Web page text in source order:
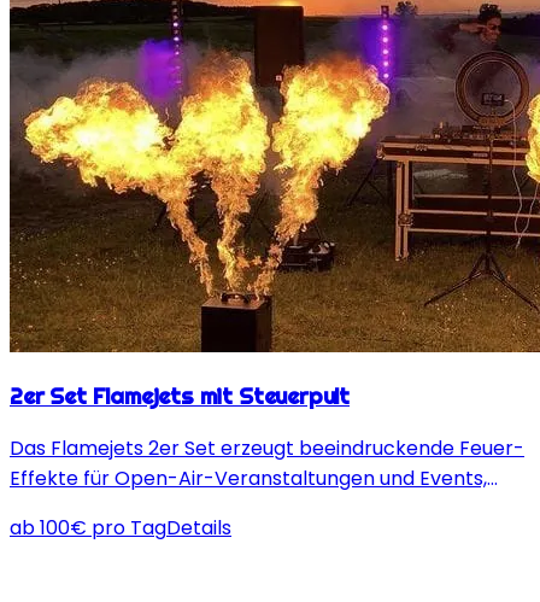
2er Set Flamejets mit Steuerpult
Das Flamejets 2er Set erzeugt beeindruckende Feuer-
Effekte für Open-Air-Veranstaltungen und Events,
ab100€ pro TagDetails